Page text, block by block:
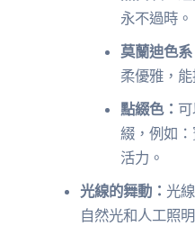
永不過時。
莫蘭迪色系
柔優雅，
點綴色：
綴，例如
活力。
光線的舞動： 光
自然光和人工照